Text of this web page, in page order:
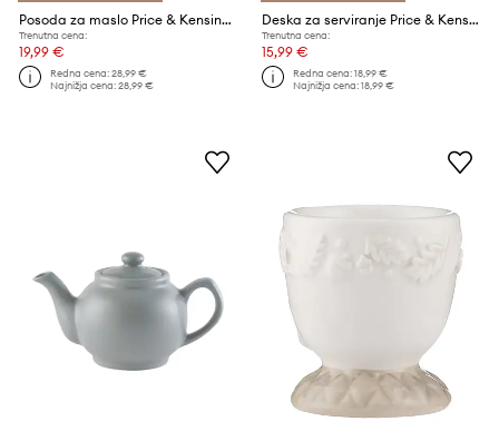
Posoda za maslo Price & Kensington Acorn
Trenutna cena:
19,99 €
Redna cena:28,99 €
Najnižja cena:28,99 €
Deska za serviranje Price & Kensington Woodland
Trenutna cena:
15,99 €
Redna cena:18,99 €
Najnižja cena:18,99 €